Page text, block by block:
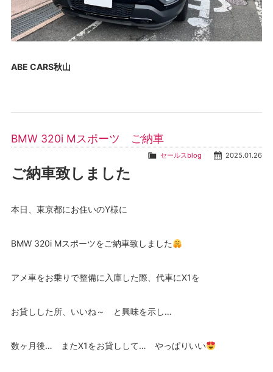
ABE CARS秋山
BMW 320i Mスポーツ ご納車
2025.01.26
セールスblog
ご納車致しました
本日、東京都にお住いのY様に
BMW 320i Mスポーツをご納車致しました
アメ車をお乗りで整備に入庫した際、代車にX1を
お貸しした所、いいね～ と興味を示し…
数ヶ月後… またX1をお貸しして… やっぱりいい